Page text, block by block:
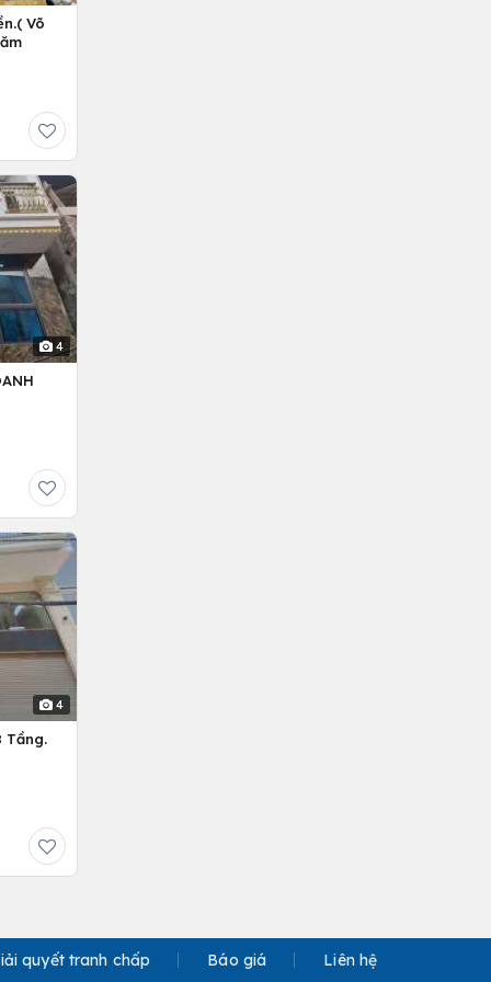
Võ
4
4
Tầng.
quyết tranh chấp Báo giá Liên hệ